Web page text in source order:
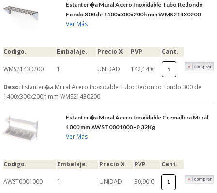
Estanter�a Mural Acero Inoxidable Tubo Redondo
Fondo 300 de 1400x300x200h mm WMS21430200
Ver Más
Codigo. Embalaje. Precio X PVP Cant.
WMS21430200 1 UNIDAD 142,14 €
Desc: Estanter�a Mural Acero Inoxidable Tubo Redondo Fondo 300 de
1400x300x200h mm WMS21430200
Estanter�a Mural Acero Inoxidable Cremallera Mural
1000 mm AWST0001000 -0,32Kg
Ver Más
Codigo. Embalaje. Precio X PVP Cant.
AWST0001000 1 UNIDAD 30,90 €